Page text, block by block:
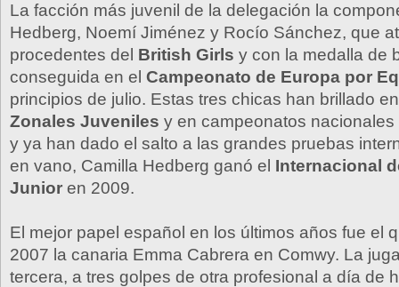
La facción más juvenil de la delegación la
Hedberg, Noemí Jiménez y Rocío Sánchez, que
procedentes del British Girls y con la medalla de
conseguida en el Campeonato de Europa por
principios de julio. Estas tres chicas han brillado
Zonales Juveniles y en campeonatos nacionales
y ya han dado el salto a las grandes pruebas
en vano, Camilla Hedberg ganó el Internacional
Junior en 2009.
El mejor papel español en los últimos años fue el
2007 la canaria Emma Cabrera en Comwy. La
tercera, a tres golpes de otra profesional a día de